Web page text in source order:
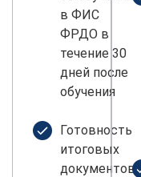
в ФИС
ФРДО в
течение 30
дней после
обучения
Готовность
итоговых
документов